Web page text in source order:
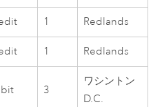
1 Redlands
1 Redlands
3
ワシントン
D.C.